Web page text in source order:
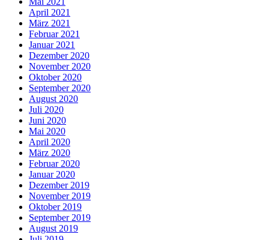
April 2021
März 2021
Februar 2021
Januar 2021
Dezember 2020
November 2020
Oktober 2020
September 2020
August 2020
Juli 2020
Juni 2020
Mai 2020
April 2020
März 2020
Februar 2020
Januar 2020
Dezember 2019
November 2019
Oktober 2019
September 2019
August 2019